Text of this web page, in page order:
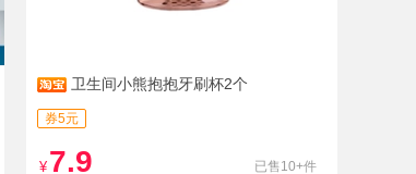
卫生间小熊抱抱牙刷杯2个
券5元
¥ 7.9 已售10+件